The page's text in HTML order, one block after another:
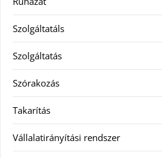
Szolgáltatáls
Szolgáltatás
Szórakozás
Takarítás
Vállalatirányítási rendszer